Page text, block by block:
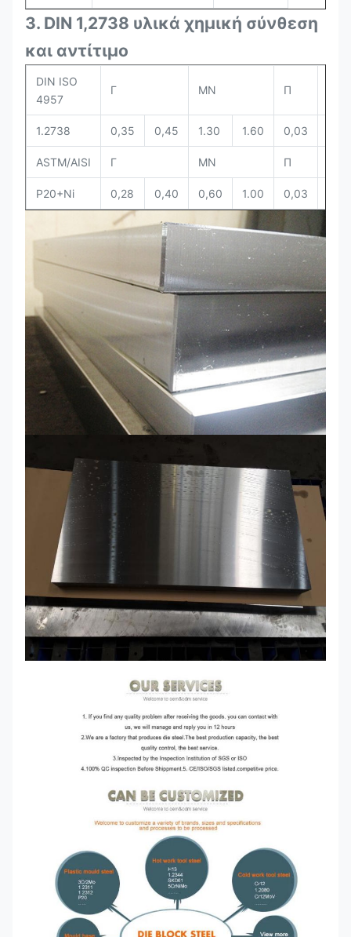
3. DIN 1,2738 υλικά χημική σύνθεση
και αντίτιμο
DIN ISO
4957
Γ ΜΝ Π
1.2738 0,35 0,45 1.30 1.60 0,03
ASTM/AISI Γ ΜΝ Π
P20+Ni 0,28 0,40 0,60 1.00 0,03